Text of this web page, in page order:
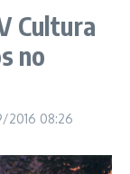
Cultura
no
2016 08:26